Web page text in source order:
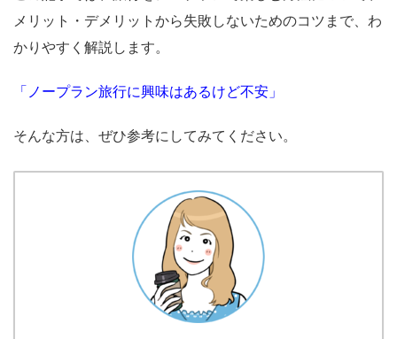
メリット・デメリットから失敗しないためのコツまで、わ
かりやすく解説します。
「ノープラン旅行に興味はあるけど不安」
そんな方は、ぜひ参考にしてみてください。